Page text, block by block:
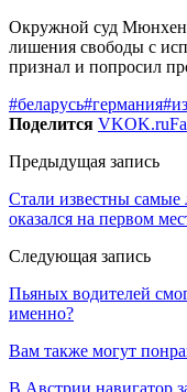
Окружной суд
лишения свободы с
признал и попросил
#беларусь#германия
Поделится VKOK.ru
Предыдущая запись
Стали известны
оказался на первом
Следующая запись
Пьяных водителей
именно?
Вам также могут
В Австрии навигатор